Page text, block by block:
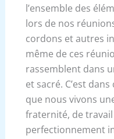
l’ensemble des
lors de nos
cordons et autres
même de ces
rassemblent dans
et sacré. C’est
que nous vivons
fraternité, de
perfectionnement